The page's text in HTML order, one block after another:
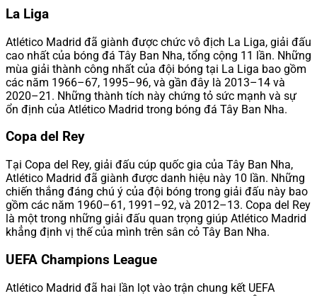
La Liga
Atlético Madrid đã giành được chức vô địch La Liga, giải đấu
cao nhất của bóng đá Tây Ban Nha, tổng cộng 11 lần. Những
mùa giải thành công nhất của đội bóng tại La Liga bao gồm
các năm 1966–67, 1995–96, và gần đây là 2013–14 và
2020–21. Những thành tích này chứng tỏ sức mạnh và sự
ổn định của Atlético Madrid trong bóng đá Tây Ban Nha.
Copa del Rey
Tại Copa del Rey, giải đấu cúp quốc gia của Tây Ban Nha,
Atlético Madrid đã giành được danh hiệu này 10 lần. Những
chiến thắng đáng chú ý của đội bóng trong giải đấu này bao
gồm các năm 1960–61, 1991–92, và 2012–13. Copa del Rey
là một trong những giải đấu quan trọng giúp Atlético Madrid
khẳng định vị thế của mình trên sân cỏ Tây Ban Nha.
UEFA Champions League
Atlético Madrid đã hai lần lọt vào trận chung kết UEFA